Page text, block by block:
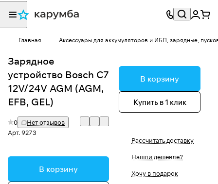
Главная Аксессуары для аккумуляторов и ИБП, зарядные,
Зарядное
устройство Bosch C7
12V/24V AGM (AGM,
EFB, GEL)
0
Нет отзывов
Арт.9273
В корзину
В корзину
Купить в 1 клик
Рассчитать доставку
Нашли дешевле?
Хочу в подарок